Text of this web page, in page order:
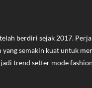
berdiri sejak 2017.
semakin kuat untuk
trend setter mode